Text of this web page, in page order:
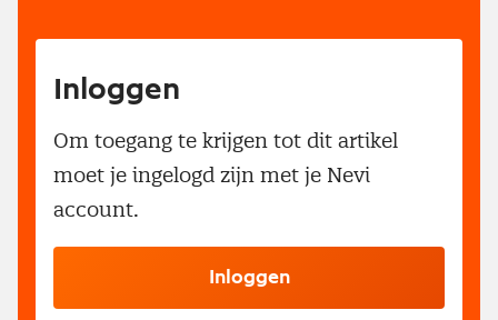
Inloggen
Om toegang te krijgen tot dit artikel
moet je ingelogd zijn met je Nevi
account.
Inloggen